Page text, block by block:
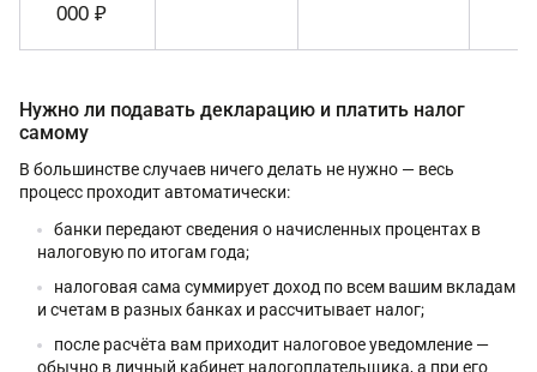
000 ₽
Нужно ли подавать декларацию и платить налог
самому
В большинстве случаев ничего делать не нужно — весь
процесс проходит автоматически:
банки передают сведения о начисленных процентах в
налоговую по итогам года;
налоговая сама суммирует доход по всем вашим вкладам
и счетам в разных банках и рассчитывает налог;
после расчёта вам приходит налоговое уведомление —
обычно в личный кабинет налогоплательщика, а при его